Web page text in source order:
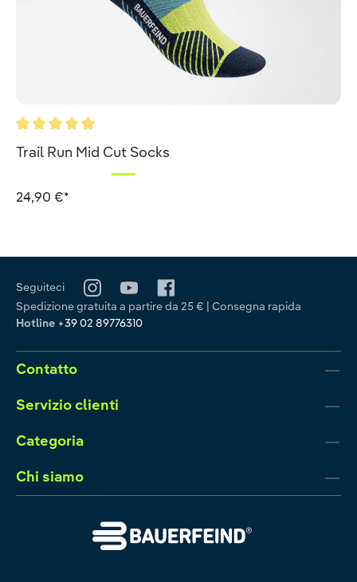
Valutazione media di 5 su 5 stelle
Trail Run Mid Cut Socks
24,90 €*
Seguiteci
Spedizione gratuita a partire da 25 € | Consegna rapida
Hotline +39 02 89776310
Contatto
Servizio clienti
Categoria
Chi siamo